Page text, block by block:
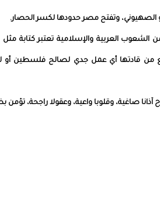
الشعوب العربية والإسلامية تعتبر كتابة مثل
من قادتها أي عمل جدي لصالح فلسطين أو
صاغية، وقلوبا واعية، وعقولا راجحة، تؤمن